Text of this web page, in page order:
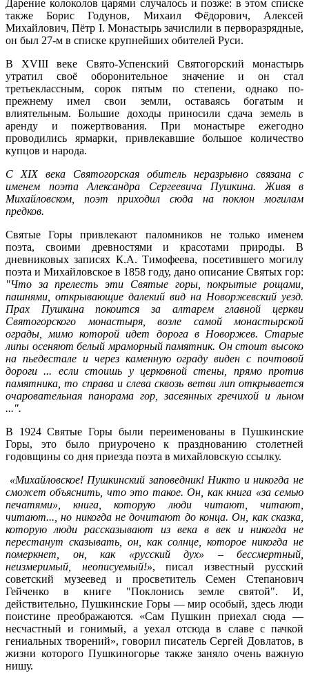
Дарение колоколов царями случалось и позже: в этом списке
также Борис Годунов, Михаил Фёдорович, Алексей
Михайлович, Пётр I. Монастырь зачислили в перворазрядные,
он был 27-м в списке крупнейших обителей Руси.
В XVIII веке Свято-Успенский Святогорский монастырь
утратилсвоё оборонительное значениеи он стал
третьеклассным, сорок пятым по степени, однако по-
прежнему имел свои земли, оставаясь богатым и
влиятельным. Большие доходы приносили сдача земель в
аренду и пожертвования. При монастыре ежегодно
проводились ярмарки, привлекавшие большое количество
купцов и народа.
С XIX века Святогорская обитель неразрывно связана с
именем поэта Александра Сергеевича Пушкина. Живя в
Михайловском, поэт приходил сюда на поклон могилам
предков.
Святые Горы привлекают паломников не только именем
поэта, своими древностями и красотами природы. В
дневниковых записях К.А. Тимофеева, посетившего могилу
поэта и Михайловское в 1858 году, дано описание Святых гор:
"Что за прелесть эти Святые горы, покрытые рощами,
пашнями, открывающие далекий вид на Новоржевский уезд.
Прах Пушкина покоится за алтарем главной церкви
Святогорского монастыря, возле самой монастырской
ограды, мимо которой идет дорога в Новоржев. Старые
липы осеняют белый мраморный памятник. Он стоит высоко
на пьедестале и через каменную ограду виден с почтовой
дороги ... если стоишь у церковной стены, прямо против
памятника, то справа и слева сквозь ветви лип открывается
очаровательная панорама гор, засеянных гречихой и льном
...".
В 1924 Святые Горы были переименованы в Пушкинские
Горы, это было приурочено к празднованию столетней
годовщины со дня приезда поэта в михайловскую ссылку.
«Михайловское! Пушкинский заповедник! Никто и никогда не
сможет объяснить, что это такое. Он, как книга «за семью
печатями», книга, которую люди читают, читают,
читают..., но никогда не дочитают до конца. Он, как сказка,
которую люди рассказывают из века в век и никогда не
перестанут сказывать, он, как солнце, которое никогда не
померкнет, он, как «русский дух» – бессмертный,
неизмеримый, неописуемый!», писал известный русский
советский музеевед и просветитель Семен Степанович
Гейченко в книге "Поклонись земле святой". И,
действительно, Пушкинские Горы — мир особый, здесь люди
поистине преображаются. «Сам Пушкин приехал сюда —
несчастный и гонимый, а уехал отсюда в славе с пачкой
гениальных творений», говорил писатель Сергей Довлатов, в
жизни которого Пушкиногорье также заняло очень важную
нишу.